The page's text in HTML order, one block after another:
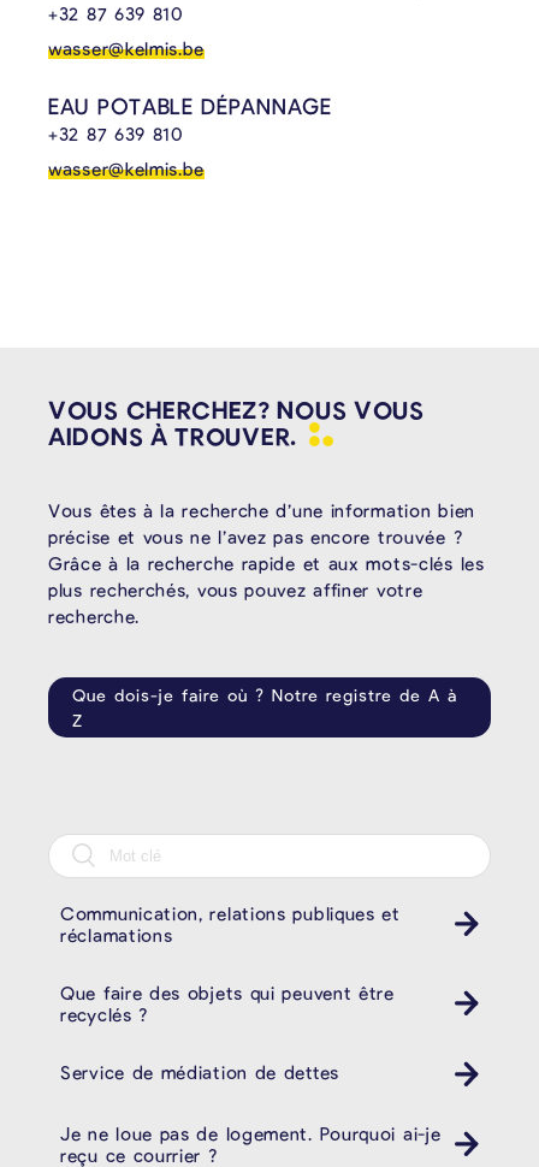
+32 87 639 810
wasser@kelmis.be
EAU POTABLE DÉPANNAGE
+32 87 639 810
wasser@kelmis.be
VOUS CHERCHEZ? NOUS VOUS
AIDONS ÀTROUVER.
Vous êtes à la recherche d’une information bien
précise et vous ne l’avez pas encore trouvée ?
Grâce à la recherche rapide et aux mots-clés les
plus recherchés, vous pouvez affiner votre
recherche.
Que dois-je faire où ? Notre registre de A à
Z
Communication, relations publiques et
réclamations
Que faire des objets qui peuvent être
recyclés ?
Service de médiation de dettes
Je ne loue pas de logement. Pourquoi ai-je
reçu ce courrier ?